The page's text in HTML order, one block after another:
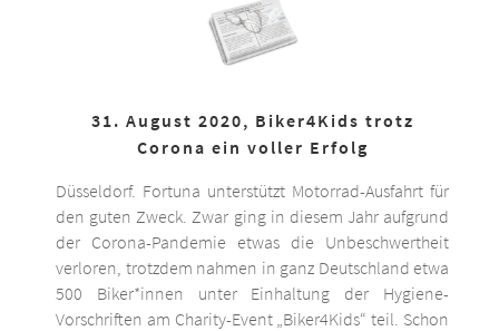
31. August 2020, Biker4Kids trotz
Corona ein voller Erfolg
Düsseldorf. Fortuna unterstützt Motorrad-Ausfahrt für
den guten Zweck. Zwar ging in diesem Jahr aufgrund
der Corona-Pandemie etwas die Unbeschwertheit
verloren, trotzdem nahmen in ganz Deutschland etwa
500 Biker*innen unter Einhaltung der Hygiene-
Vorschriften am Charity-Event „Biker4Kids“ teil. Schon